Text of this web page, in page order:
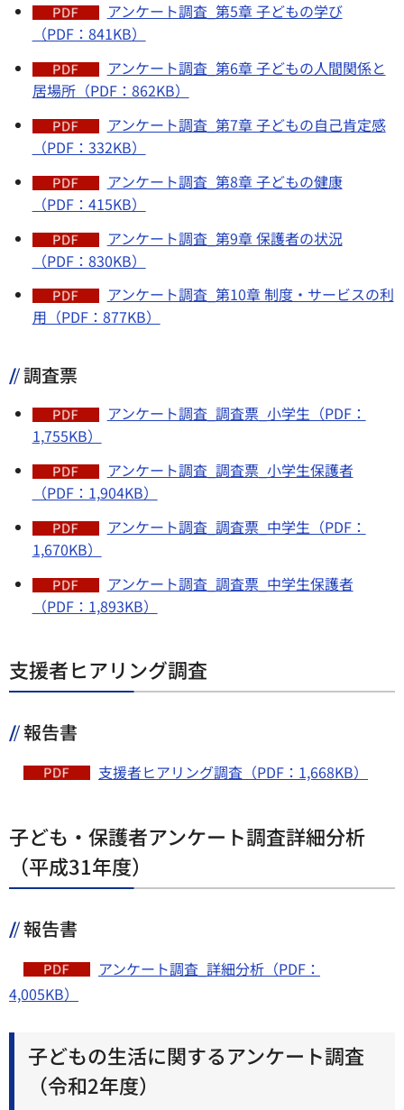
アンケート調査_第5章 子どもの学び
（PDF：841KB）
アンケート調査_第6章 子どもの人間関係と
居場所（PDF：862KB）
アンケート調査_第7章 子どもの自己肯定感
（PDF：332KB）
アンケート調査_第8章 子どもの健康
（PDF：415KB）
アンケート調査_第9章 保護者の状況
（PDF：830KB）
アンケート調査_第10章 制度・サービスの利
用（PDF：877KB）
調査票
アンケート調査_調査票_小学生（PDF：
1,755KB）
アンケート調査_調査票_小学生保護者
（PDF：1,904KB）
アンケート調査_調査票_中学生（PDF：
1,670KB）
アンケート調査_調査票_中学生保護者
（PDF：1,893KB）
支援者ヒアリング調査
報告書
支援者ヒアリング調査（PDF：1,668KB）
子ども・保護者アンケート調査詳細分析
（平成31年度）
報告書
アンケート調査_詳細分析（PDF：
4,005KB）
子どもの生活に関するアンケート調査
（令和2年度）